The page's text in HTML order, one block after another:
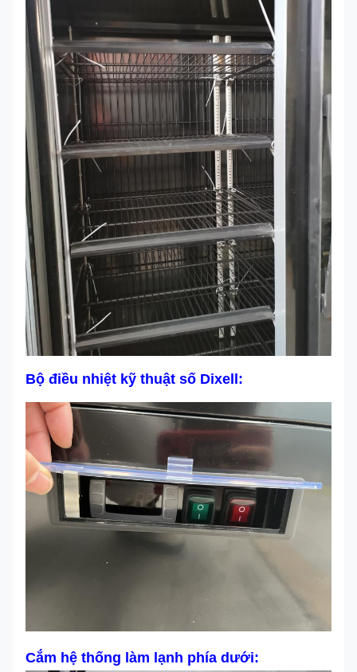
Bộ điều nhiệt kỹ thuật số Dixell:
Cắm hệ thống làm lạnh phía dưới: